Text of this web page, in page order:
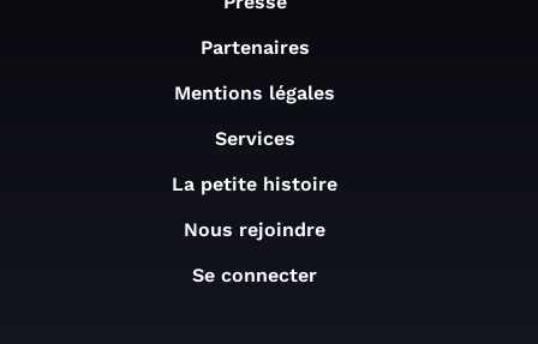
Partenaires
Mentions légales
Services
La petite histoire
Nous rejoindre
Se connecter